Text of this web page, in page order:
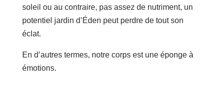
soleil ou au contraire, pas assez de nutriment, un
potentiel jardin d’Éden peut perdre de tout son
éclat.
En d’autres termes, notre corps est une éponge à
émotions.